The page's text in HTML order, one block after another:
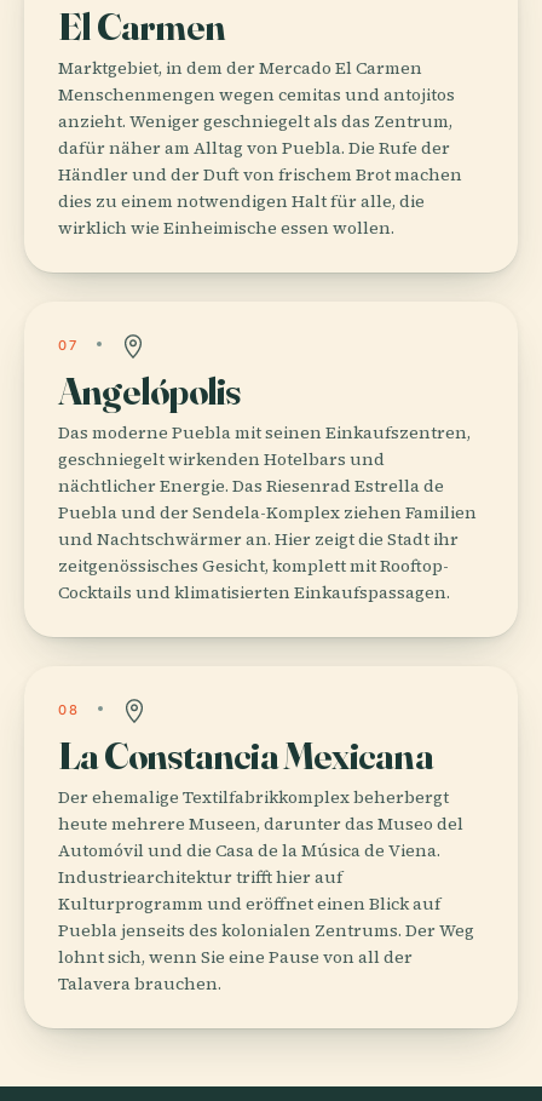
El Carmen
Marktgebiet, in dem der Mercado El Carmen
Menschenmengen wegen cemitas und antojitos
anzieht. Weniger geschniegelt als das Zentrum,
dafür näher am Alltag von Puebla. Die Rufe der
Händler und der Duft von frischem Brot machen
dies zu einem notwendigen Halt für alle, die
wirklich wie Einheimische essen wollen.
07
Angelópolis
Das moderne Puebla mit seinen Einkaufszentren,
geschniegelt wirkenden Hotelbars und
nächtlicher Energie. Das Riesenrad Estrella de
Puebla und der Sendela-Komplex ziehen Familien
und Nachtschwärmer an. Hier zeigt die Stadt ihr
zeitgenössisches Gesicht, komplett mit Rooftop-
Cocktails und klimatisierten Einkaufspassagen.
08
La Constancia Mexicana
Der ehemalige Textilfabrikkomplex beherbergt
heute mehrere Museen, darunter das Museo del
Automóvil und die Casa de la Música de Viena.
Industriearchitektur trifft hier auf
Kulturprogramm und eröffnet einen Blick auf
Puebla jenseits des kolonialen Zentrums. Der Weg
lohnt sich, wenn Sie eine Pause von all der
Talavera brauchen.